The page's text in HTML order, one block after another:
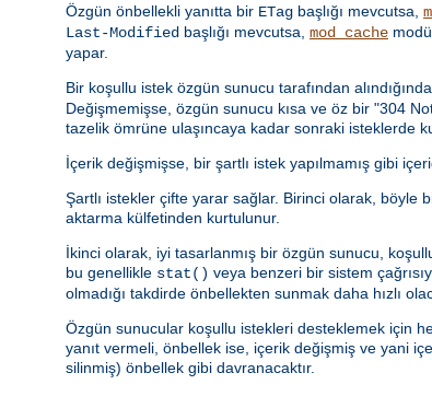
Özgün önbellekli yanıtta bir ETag başlığı mevcutsa,
Last-Modified başlığı mevcutsa, mod_cache
yapar.
Bir koşullu istek özgün sunucu tarafından
Değişmemişse, özgün sunucu kısa ve öz bir "304
tazelik ömrüne ulaşıncaya kadar sonraki isteklerde
İçerik değişmişse, bir şartlı istek yapılmamış gibi
Şartlı istekler çifte yarar sağlar. Birinci olarak, böyle
aktarma külfetinden kurtulunur.
İkinci olarak, iyi tasarlanmış bir özgün sunucu,
bu genellikle stat() veya benzeri bir sistem
olmadığı takdirde önbellekten sunmak daha hızlı
Özgün sunucular koşullu istekleri desteklemek için
yanıt vermeli, önbellek ise, içerik değişmiş ve yani
silinmiş) önbellek gibi davranacaktır.